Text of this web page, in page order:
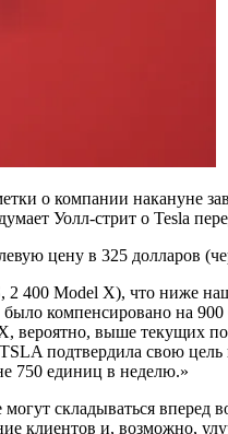
о компании накануне
Уолл-стрит о Tesla
цену в 325 долларов
2 400 Model X), что ниже
компенсировано на
выше текущих
подтвердила свою цель
750 единиц в неделю.
складываться вперед
клиентов и, возможно,